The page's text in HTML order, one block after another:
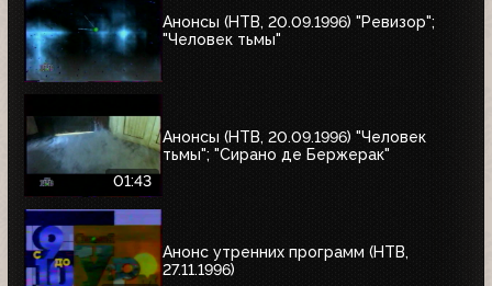
Анонсы (НТВ, 20.09.1996) "Ревизор";
"Человек тьмы"
01:43
Анонсы (НТВ, 20.09.1996) "Человек
тьмы"; "Сирано де Бержерак"
Анонс утренних программ (НТВ,
27.11.1996)